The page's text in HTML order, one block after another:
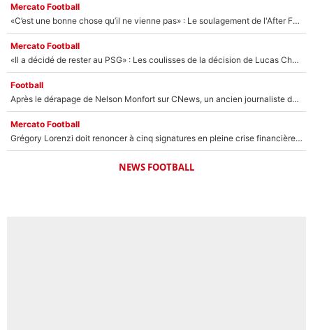
Mercato Football
«C’est une bonne chose qu’il ne vienne pas» : Le soulagement de l'After Foot après le transfert avorté de Yan Diomandé au PSG
Mercato Football
«Il a décidé de rester au PSG» : Les coulisses de la décision de Lucas Chevalier pour son transfert
Football
Après le dérapage de Nelson Monfort sur CNews, un ancien journaliste de France Télévisions relance la polémique sur les incendies en Gironde
Mercato Football
Grégory Lorenzi doit renoncer à cinq signatures en pleine crise financière : L’IA propose sept noms à l’OM pour un mercato réussi... à seulement 5M€ !
NEWS FOOTBALL